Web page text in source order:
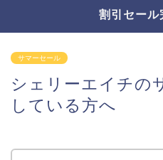
割引セール
サマーセール
シェリーエイチの
している方へ